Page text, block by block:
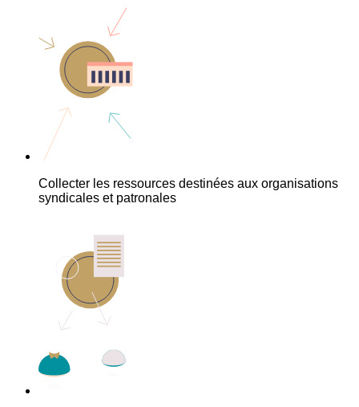
Collecter les ressources destinées aux organisations
syndicales et patronales